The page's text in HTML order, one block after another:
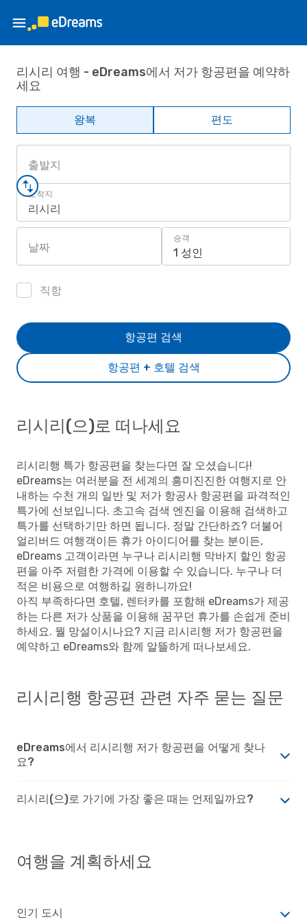
리시리 여행 - eDreams에서 저가 항공편을 예약하
세요
왕복 편도
출발지
도착지
리시리
날짜
승객
1 성인
직항
항공편 + 호텔 검색
항공편 검색
리시리(으)로 떠나세요
리시리행 특가 항공편을 찾는다면 잘 오셨습니다!
eDreams는 여러분을 전 세계의 흥미진진한 여행지로 안
내하는 수천 개의 일반 및 저가 항공사 항공편을 파격적인
특가에 선보입니다. 초고속 검색 엔진을 이용해 검색하고
특가를 선택하기만 하면 됩니다. 정말 간단하죠? 더불어
얼리버드 여행객이든 휴가 아이디어를 찾는 분이든,
eDreams 고객이라면 누구나 리시리행 막바지 할인 항공
편을 아주 저렴한 가격에 이용할 수 있습니다. 누구나 더
적은 비용으로 여행하길 원하니까요!
아직 부족하다면 호텔, 렌터카를 포함해 eDreams가 제공
하는 다른 저가 상품을 이용해 꿈꾸던 휴가를 손쉽게 준비
하세요. 뭘 망설이시나요? 지금 리시리행 저가 항공편을
예약하고 eDreams와 함께 알뜰하게 떠나보세요.
리시리행 항공편 관련 자주 묻는 질문
eDreams에서 리시리행 저가 항공편을 어떻게 찾나
요?
리시리(으)로 가기에 가장 좋은 때는 언제일까요?
여행을 계획하세요
인기 도시